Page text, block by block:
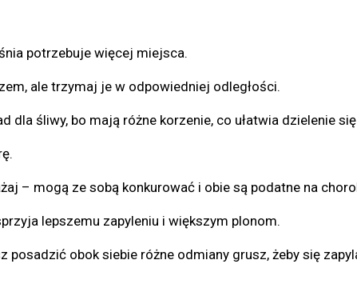
potrzebuje więcej miejsca.
ale trzymaj je w odpowiedniej odległości.
dla śliwy, bo mają różne korzenie, co ułatwia dzielenie
– mogą ze sobą konkurować i obie są podatne na
lepszemu zapyleniu i większym plonom.
posadzić obok siebie różne odmiany grusz, żeby się